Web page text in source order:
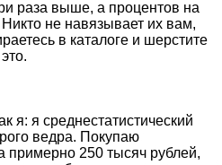
раза выше, а процентов на
не навязывает их вам,
в каталоге и шерстите
я: я среднестатистический
ведра. Покупаю
примерно 250 тысяч рублей,